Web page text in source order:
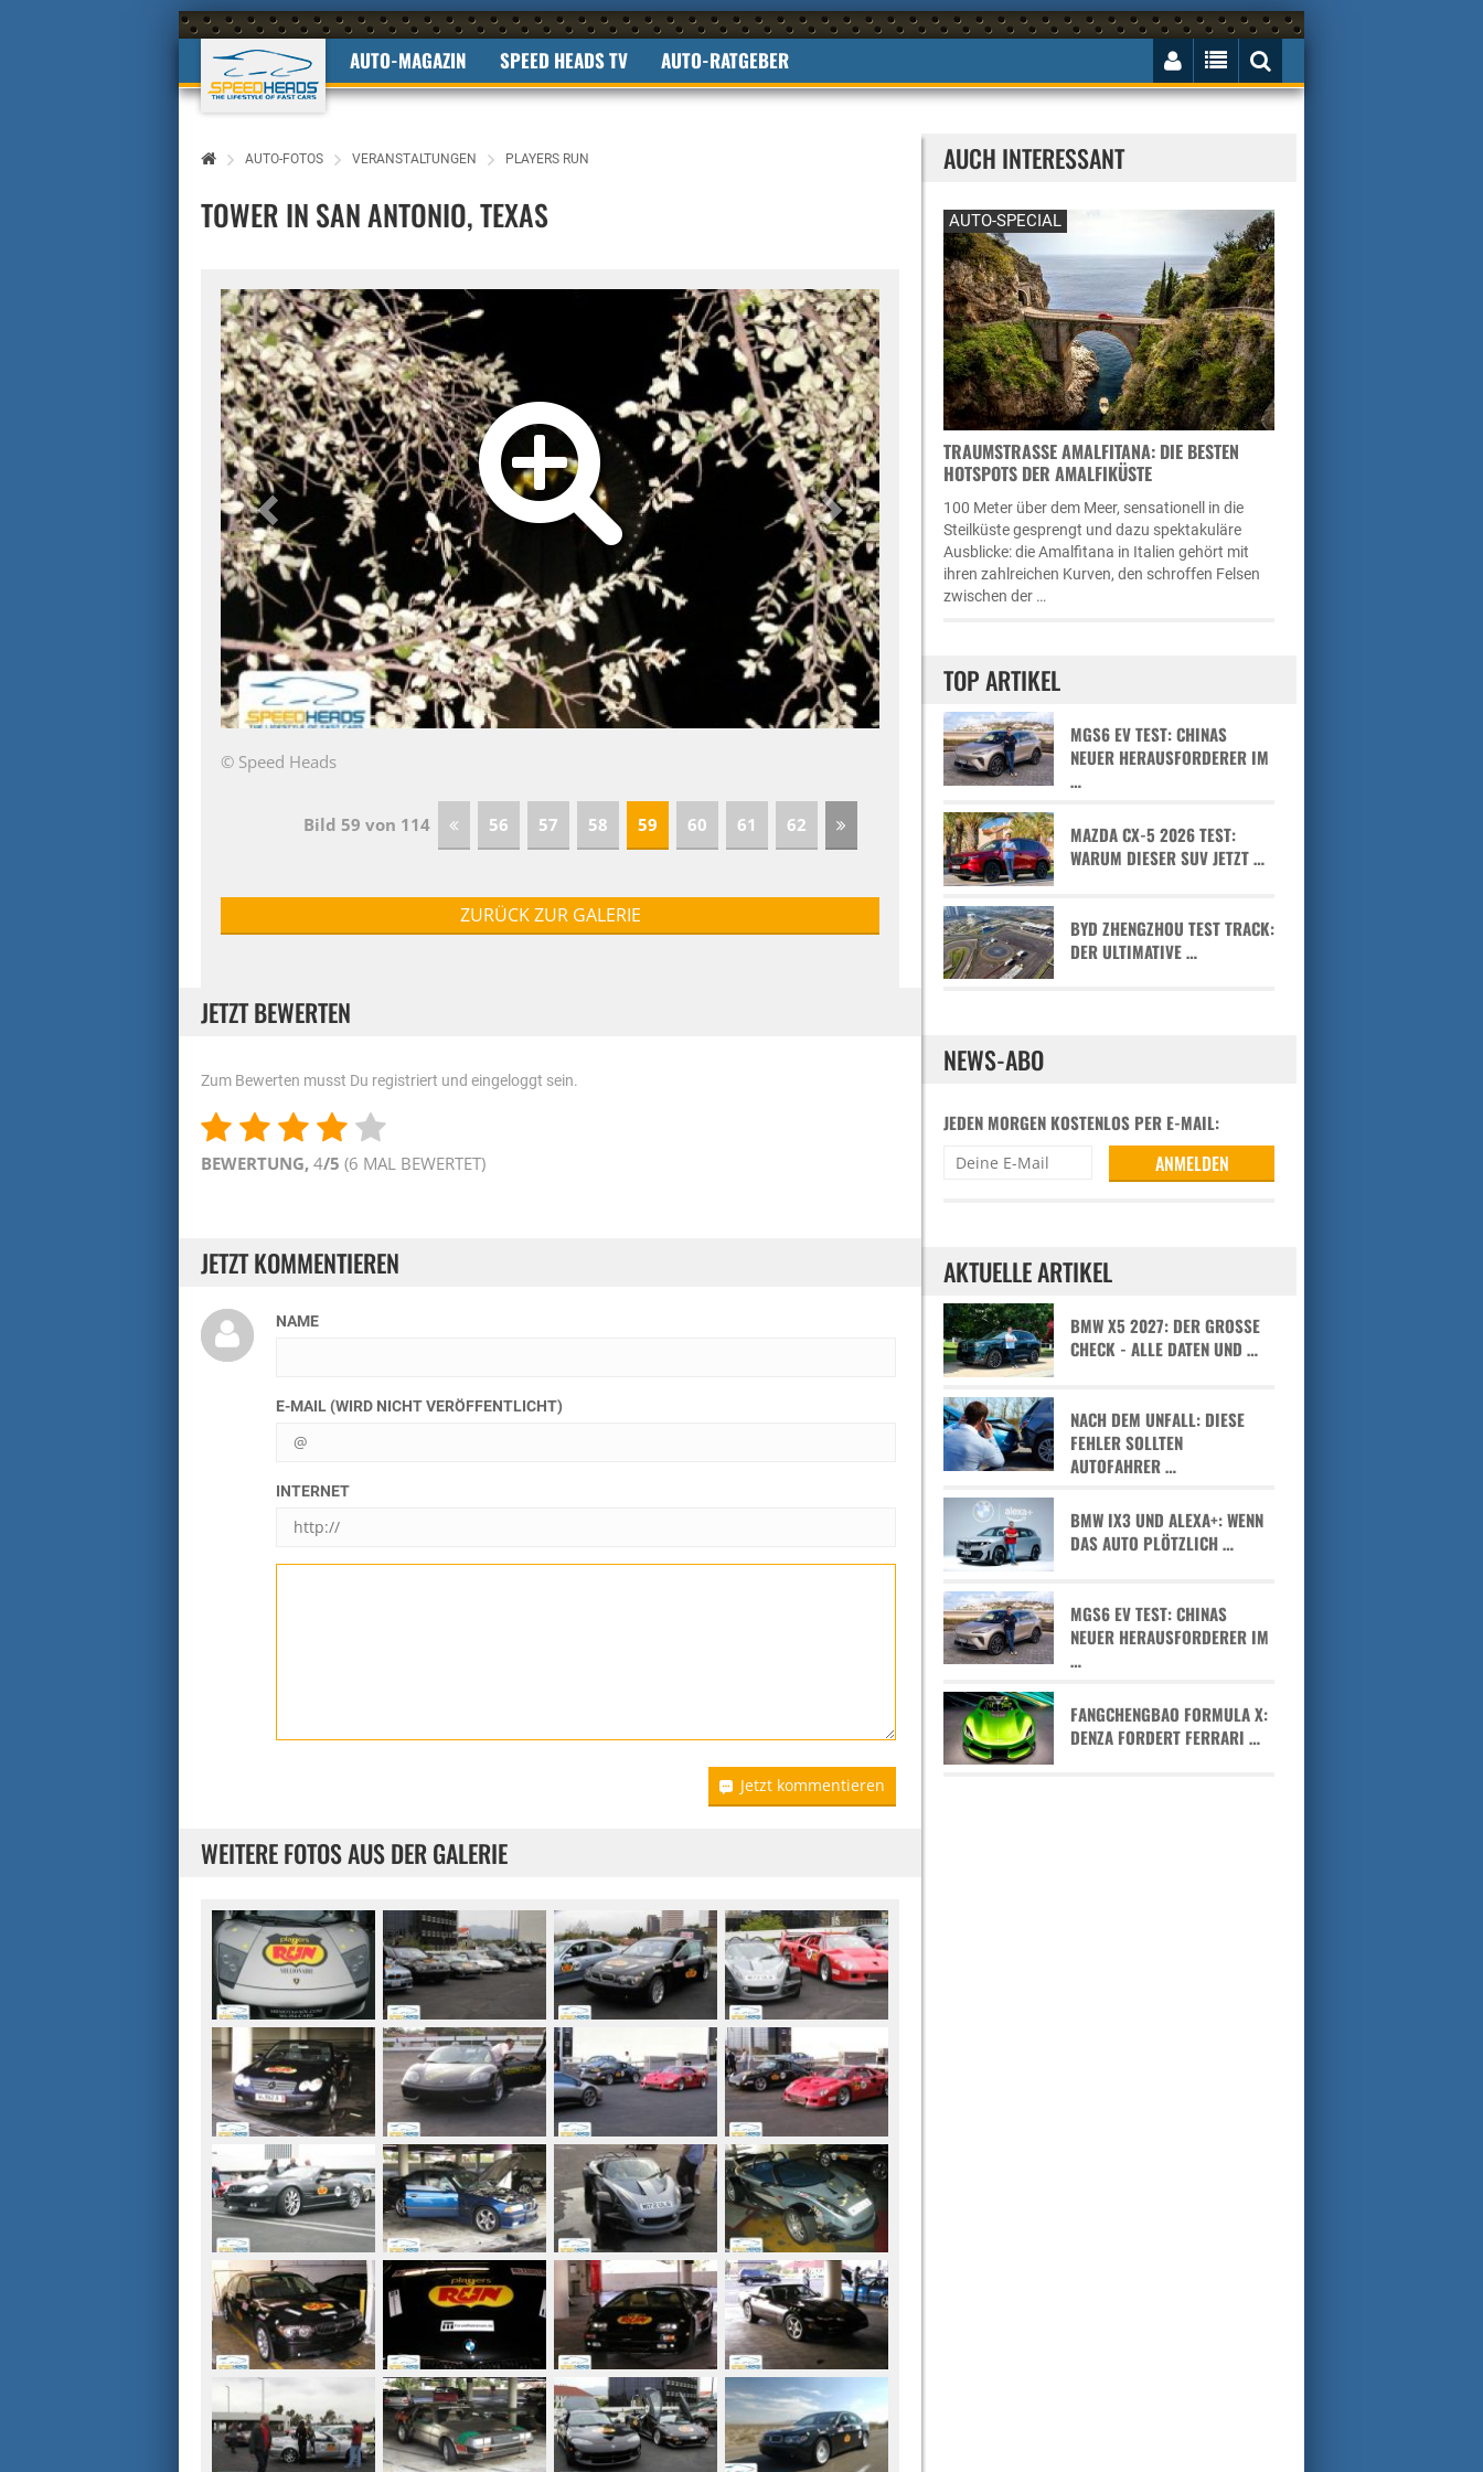
AUTO-MAGAZIN SPEED HEADS TV AUTO-RATGEBER
AUTO-FOTOS VERANSTALTUNGEN PLAYERS RUN
TOWER IN SAN ANTONIO, TEXAS
© Speed Heads
Bild 59 von 114 56 57 58 59 60 61 62
ZURÜCK ZUR GALERIE
JETZT BEWERTEN
Zum Bewerten musst Du registriert und eingeloggt sein.
BEWERTUNG, 4/5 (6 MAL BEWERTET)
JETZT KOMMENTIEREN
NAME
E-MAIL (WIRD NICHT VERÖFFENTLICHT)
INTERNET
Jetzt kommentieren
WEITERE FOTOS AUS DER GALERIE
AUCH INTERESSANT
AUTO-SPECIAL
TRAUMSTRASSE AMALFITANA: DIE BESTEN H
OTSPOTS DER AMALFIKÜSTE
100 Meter über dem Meer, sensationell in die
Steilküste gesprengt und dazu spektakuläre
Ausblicke: die Amalfitana in Italien gehört mit
ihren zahlreichen Kurven, den schroffen Felsen
zwischen der …
TOP ARTIKEL
MGS6 EV TEST: CHINAS
NEUER HERAUSFORDERER IM
…
MAZDA CX-5 2026 TEST:
WARUM DIESER SUV JETZT …
BYD ZHENGZHOU TEST TRACK:
DER ULTIMATIVE …
NEWS-ABO
JEDEN MORGEN KOSTENLOS PER E-MAIL:
AKTUELLE ARTIKEL
BMW X5 2027: DER GROSSE C
HECK - ALLE DATEN UND …
NACH DEM UNFALL: DIESE
FEHLER SOLLTEN
AUTOFAHRER …
BMW IX3 UND ALEXA+: WENN
DAS AUTO PLÖTZLICH …
MGS6 EV TEST: CHINAS
NEUER HERAUSFORDERER IM
…
FANGCHENGBAO FORMULA X:
DENZA FORDERT FERRARI …